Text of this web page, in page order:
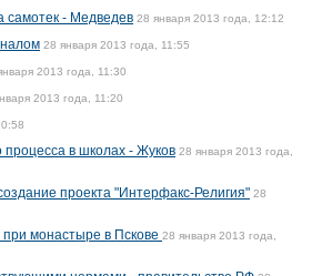
самотек - Медведев 28 января 2013 года, 12:12
28 января 2013 года, 11:55
2013 года, 11:30
2013 года, 11:20
процесса в школах - Жуков 28 января 2013 года,
проекта "Интерфакс-Религия" 28
монастыре в Пскове 28 января 2013 года,